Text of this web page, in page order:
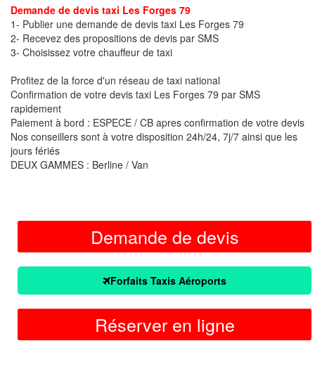
Demande de devis taxi Les Forges 79
1- Publier une demande de devis taxi Les Forges 79
2- Recevez des propositions de devis par SMS
3- Choisissez votre chauffeur de taxi
Profitez de la force d'un réseau de taxi national
Confirmation de votre devis taxi Les Forges 79 par SMS
rapidement
Paiement à bord : ESPECE / CB apres confirmation de votre devis
Nos conseillers sont à votre disposition 24h/24, 7j/7 ainsi que les
jours fériés
DEUX GAMMES : Berline / Van
Demande de devis
Forfaits Taxis Aéroports
Réserver en ligne